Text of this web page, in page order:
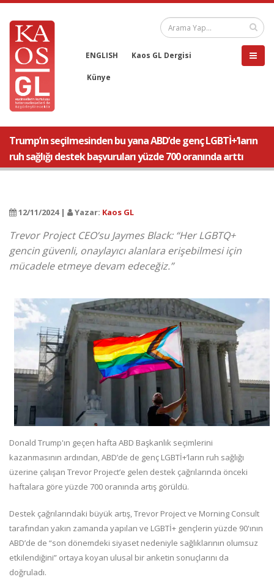
ENGLISH Kaos GL Dergisi
Künye
Trump’ın seçilmesinden bu yana ABD’de genç LGBTİ+’ların
ruh sağlığı destek başvuruları yüzde 700 oranında arttı
12/11/2024 | Yazar: Kaos GL
Trevor Project CEO’su Jaymes Black: “Her LGBTQ+
gencin güvenli, onaylayıcı alanlara erişebilmesi için
mücadele etmeye devam edeceğiz.”
Donald Trump'ın geçen hafta ABD Başkanlık seçimlerini
kazanmasının ardından, ABD’de de genç LGBTİ+’ların ruh sağlığı
üzerine çalışan Trevor Project’e gelen destek çağrılarında önceki
haftalara göre yüzde 700 oranında artış görüldü.
Destek çağrılarındaki büyük artış, Trevor Project ve Morning Consult
tarafından yakın zamanda yapılan ve LGBTİ+ gençlerin yüzde 90'ının
ABD’de de “son dönemdeki siyaset nedeniyle sağlıklarının olumsuz
etkilendiğini” ortaya koyan ulusal bir anketin sonuçlarını da
doğruladı.